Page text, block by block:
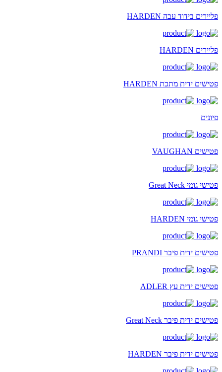
פליירים בידוד עבה HARDEN
פליירים HARDEN
פטישים ידית מתכת HARDEN
פיונים
פטישים VAUGHAN
פטישי גומי Great Neck
פטישי גומי HARDEN
פטישים ידית פיבר PRANDI
פטישים ידית עץ ADLER
פטישים ידית פיבר Great Neck
פטישים ידית פיבר HARDEN